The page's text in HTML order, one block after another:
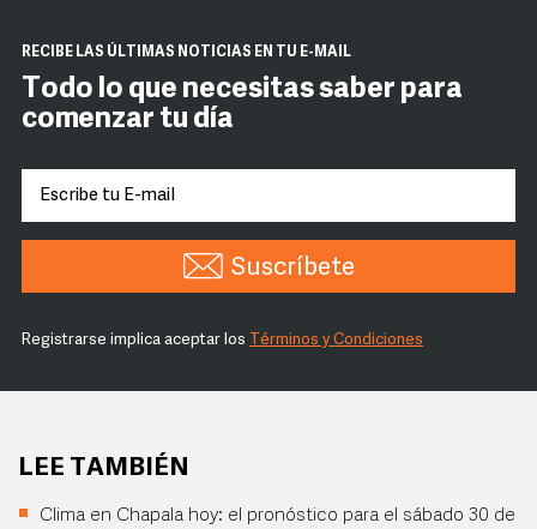
RECIBE LAS ÚLTIMAS NOTICIAS EN TU E-MAIL
Todo lo que necesitas saber para
comenzar tu día
Suscríbete
Registrarse implica aceptar los Términos y Condiciones
LEE TAMBIÉN
Clima en Chapala hoy: el pronóstico para el sábado 30 de